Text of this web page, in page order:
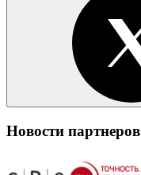
Новости партнеров